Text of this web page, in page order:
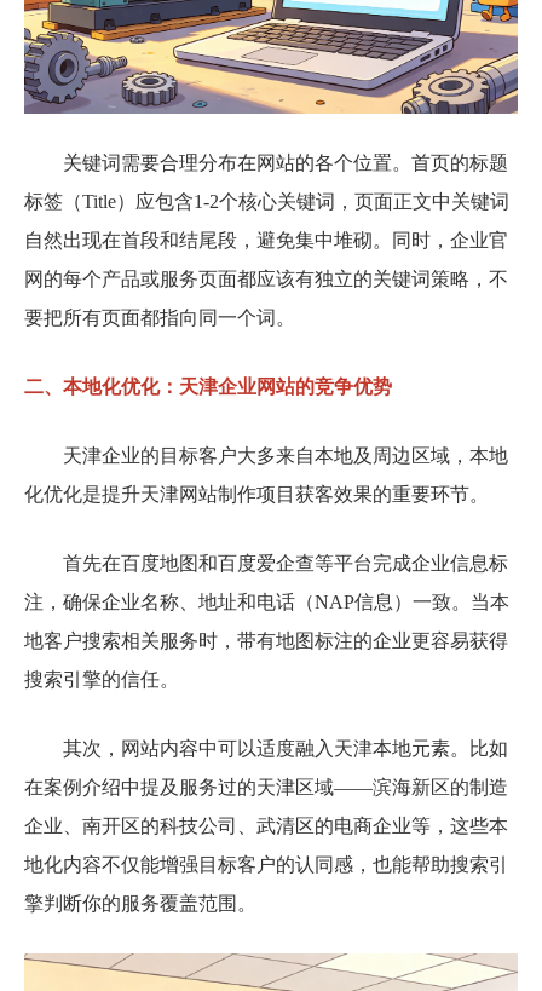
关键词需要合理分布在网站的各个位置。首页的标题
标签（Title）应包含1-2个核心关键词，页面正文中关键词
自然出现在首段和结尾段，避免集中堆砌。同时，企业官
网的每个产品或服务页面都应该有独立的关键词策略，不
要把所有页面都指向同一个词。
二、本地化优化：天津企业网站的竞争优势
天津企业的目标客户大多来自本地及周边区域，本地
化优化是提升天津网站制作项目获客效果的重要环节。
首先在百度地图和百度爱企查等平台完成企业信息标
注，确保企业名称、地址和电话（NAP信息）一致。当本
地客户搜索相关服务时，带有地图标注的企业更容易获得
搜索引擎的信任。
其次，网站内容中可以适度融入天津本地元素。比如
在案例介绍中提及服务过的天津区域——滨海新区的制造
企业、南开区的科技公司、武清区的电商企业等，这些本
地化内容不仅能增强目标客户的认同感，也能帮助搜索引
擎判断你的服务覆盖范围。